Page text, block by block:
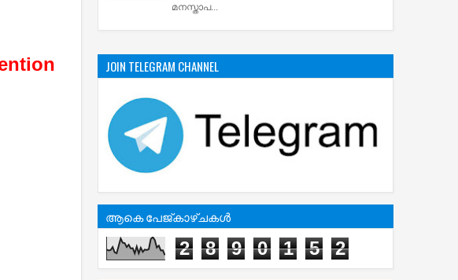
മനസ്താപ...
JOIN TELEGRAM CHANNEL
ആകെ പേജ്‌കാഴ്‌ചകള്‍
2 8 9 0 1 5 2